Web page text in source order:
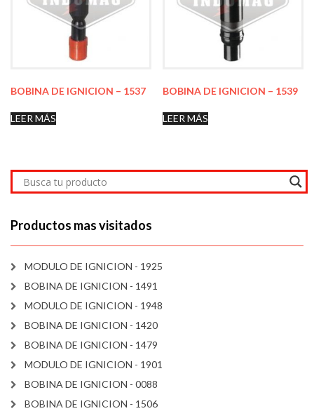
BOBINA DE IGNICION – 1537
LEER MÁS
BOBINA DE IGNICION – 1539
LEER MÁS
Productos mas visitados
MODULO DE IGNICION - 1925
BOBINA DE IGNICION - 1491
MODULO DE IGNICION - 1948
BOBINA DE IGNICION - 1420
BOBINA DE IGNICION - 1479
MODULO DE IGNICION - 1901
BOBINA DE IGNICION - 0088
BOBINA DE IGNICION - 1506